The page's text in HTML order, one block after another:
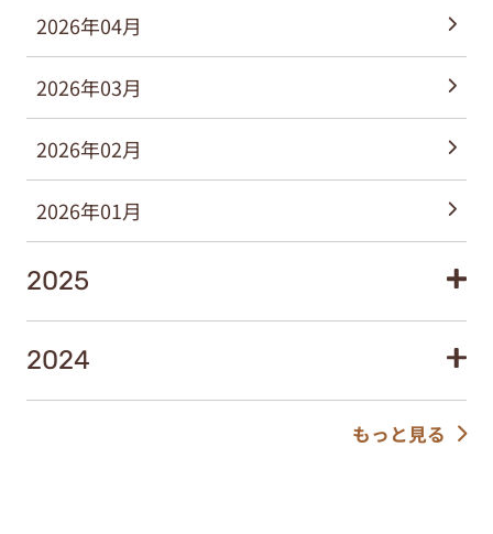
2026年04月
2026年03月
2026年02月
2026年01月
2025
2024
もっと見る